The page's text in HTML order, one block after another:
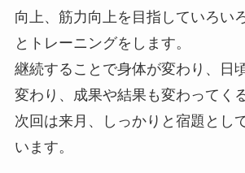
向上、筋力向上を目指していろい
とトレーニングをします。
継続することで身体が変わり、日
変わり、成果や結果も変わってく
次回は来月、しっかりと宿題とし
います。